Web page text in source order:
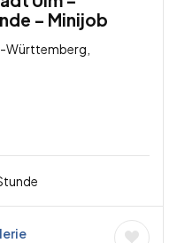
– Minijob
Württemberg,